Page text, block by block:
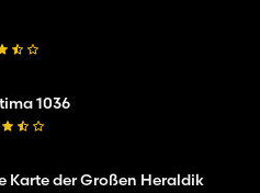
1036
Karte der Großen Heraldik